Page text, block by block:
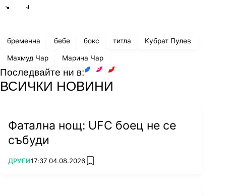
бременна бебе бокс титла Kубрат Пулев
Махмуд Чар Марина Чар
Последвайте ни в:
ВСИЧКИ НОВИНИ
Фатална нощ: UFC боец не се
събуди
ПОВЕЧЕ ОТ
ДРУГИ17:37 04.08.2026 add favorites